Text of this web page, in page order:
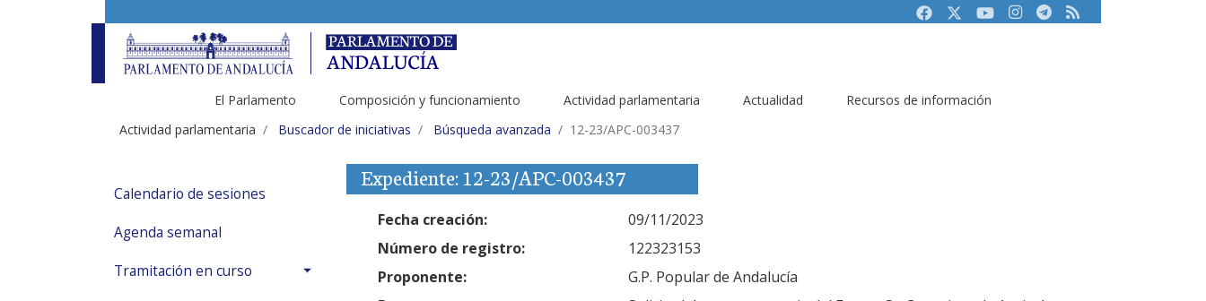
FacebookTwitterYoutubeInstagram
Telegram
RSS
El Parlamento Composición y funcionamiento Actividad parlamentaria Actualidad
Recursos de información
Actividad parlamentaria
Buscador de iniciativas Búsqueda avanzada 12-23/APC-003437
Calendario de sesiones
Agenda semanal
Tramitación en curso
Expediente: 12-23/APC-003437
Fecha creación:
09/11/2023
Número de registro:
122323153
Proponente:
G.P. Popular de Andalucía